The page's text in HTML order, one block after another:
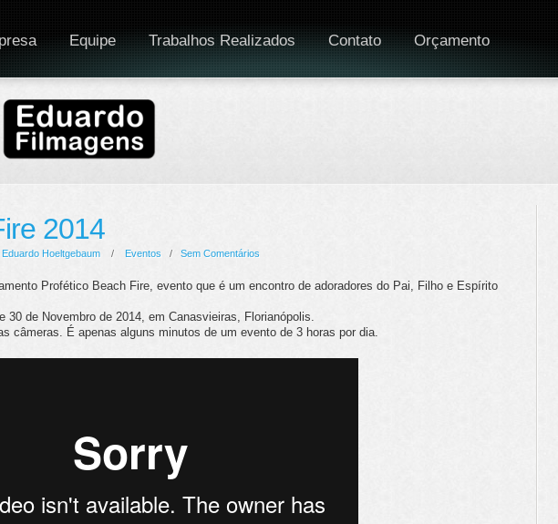
Equipe Trabalhos Realizados Contato Orçamento
2014
Eduardo Hoeltgebaum / Eventos / Sem Comentários
Profético Beach Fire, evento que é um encontro de adoradores do Pai, Filho e Espírito
30 de Novembro de 2014, em Canasvieiras, Florianópolis.
câmeras. É apenas alguns minutos de um evento de 3 horas por dia.